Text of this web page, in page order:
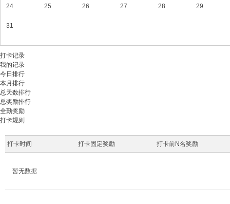
顶
论
坛
_
机
顶
升
24 25 26 27 28 29
31
打卡记录
我的记录
今日排行
本月排行
总天数排行
总奖励排行
全勤奖励
打卡规则
打卡时间 打卡固定奖励 打卡前N名奖励
暂无数据